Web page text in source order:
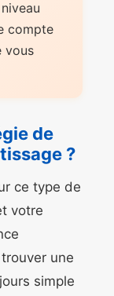
compte
vous
de
?
ce type de
votre
une
simple